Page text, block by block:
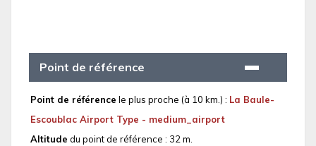
Point de référence
Point de référence le plus proche (à 10 km.) : La Baule-
Escoublac Airport Type - medium_airport
Altitude du point de référence : 32 m.